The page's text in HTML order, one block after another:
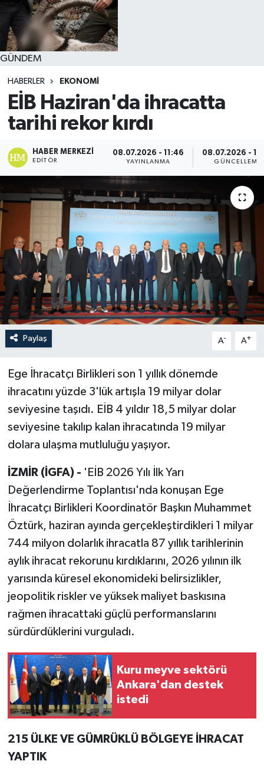
GÜNDEM
HABERLER EKONOMİ
EİB Haziran'da ihracatta
tarihi rekor kırdı
HABER MERKEZI
EDITÖR
08.07.2026 - 11:46
YAYINLANMA
08.07.2026 -
GÜNCELLEME
Paylaş A- A+
Ege İhracatçı Birlikleri son 1 yıllık dönemde
ihracatını yüzde 3'lük artışla 19 milyar dolar
seviyesine taşıdı. EİB 4 yıldır 18,5 milyar dolar
seviyesine takılıp kalan ihracatında 19 milyar
dolara ulaşma mutluluğu yaşıyor.
İZMİR (İGFA) - 'EİB 2026 Yılı İlk Yarı
Değerlendirme Toplantısı'nda konuşan Ege
İhracatçı Birlikleri Koordinatör Başkın Muhammet
Öztürk, haziran ayında gerçekleştirdikleri 1 milyar
744 milyon dolarlık ihracatla 87 yıllık tarihlerinin
aylık ihracat rekorunu kırdıklarını, 2026 yılının ilk
yarısında küresel ekonomideki belirsizlikler,
jeopolitik riskler ve yüksek maliyet baskısına
rağmen ihracattaki güçlü performanslarını
sürdürdüklerini vurguladı.
Kuru meyve sektörü
Ankara'dan destek
istedi
215 ÜLKE VE GÜMRÜKLÜ BÖLGEYE İHRACAT
YAPTIK